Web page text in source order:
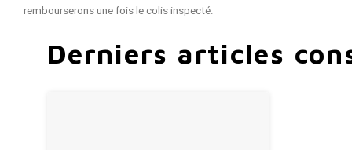
rembourserons une fois le colis inspecté.
Derniers articles